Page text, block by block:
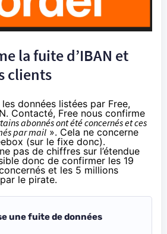
la fuite d’IBAN et
clients
données listées par Free,
Contacté, Free nous confirme
abonnés ont été concernés et ces
par mail ». Cela ne concerne
(sur le fixe donc).
pas de chiffres sur l’étendue
donc de confirmer les 19
et les 5 millions
le pirate.
une fuite de données